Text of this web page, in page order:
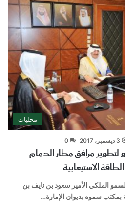
محليات
3 ديسمبر، 2017 0
لتطوير مرافق مطار الدمام
الاستيعابية
الملكي الأمير سعود بن نايف بن
بمكتب سموه بديوان الإمارة…